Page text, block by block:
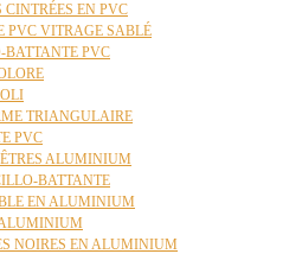
CINTRÉES EN PVC
PVC VITRAGE SABLÉ
BATTANTE PVC
TRIANGULAIRE
PVC
ALUMINIUM
BATTANTE
EN ALUMINIUM
NOIRES EN ALUMINIUM